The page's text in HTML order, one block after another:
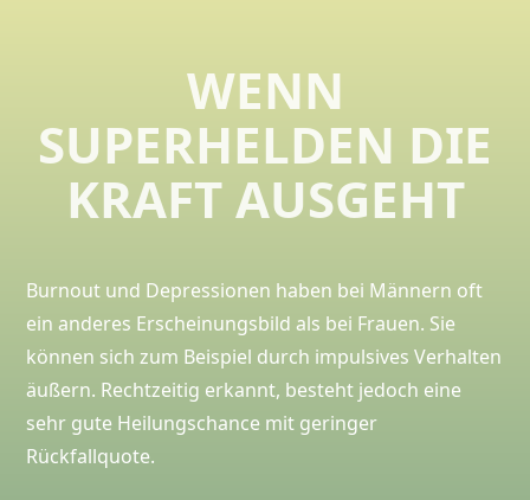
WENN
SUPERHELDEN DIE
KRAFT AUSGEHT
Burnout und Depressionen haben bei Männern oft
ein anderes Erscheinungsbild als bei Frauen. Sie
können sich zum Beispiel durch impulsives Verhalten
äußern. Rechtzeitig erkannt, besteht jedoch eine
sehr gute Heilungschance mit geringer
Rückfallquote.